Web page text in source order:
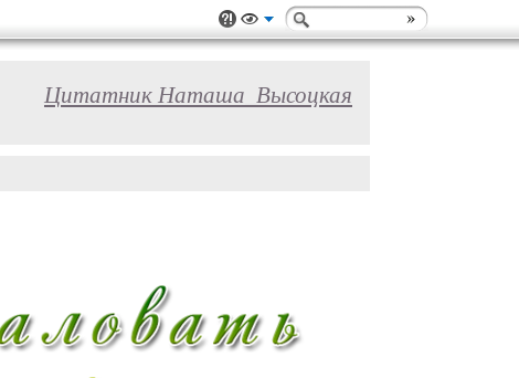
Цитатник Наташа_Высоцкая